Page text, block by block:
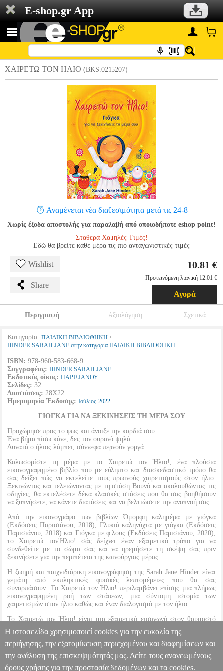
E-shop.gr App
ΧΑΙΡΕΤΩ ΤΟΝ ΗΛΙΟ (BKS.0215207)
Αναμένεται νέα διαθεσιμότητα μετά τις 24-8
Χωρίς έξοδα αποστολής για παραλαβή από οποιοδήποτε eshop point!
Σταθερά Χαμηλές Τιμές!
Εδώ θα βρείτε κάθε μέρα τις πιο ανταγωνιστικές τιμές
Wishlist
Share
10.81 €
Προτεινόμενη λιανική 12.01 €
Αγορά
Περιγραφή Αξιολόγηση Σχετικά
Κατηγορία: ΠΑΙΔΙΚΗ ΒΙΒΛΙΟΘΗΚΗ •
HINDER SARAH JANE στην κατηγορία ΠΑΙΔΙΚΗ ΒΙΒΛΙΟΘΗΚΗ
ISBN: 978-960-583-668-9
Συγγραφέας: HINDER SARAH JANE
Εκδοτικός οίκος: ΠΑΡΙΣΙΑΝΟΥ
Σελίδες: 32
Διαστάσεις: 28Χ22
Ημερομηνία Έκδοσης: Ιούλιος 2022
ΓΙΟΓΚΑ ΓΙΑ ΝΑ ΞΕΚΙΝΗΣΕΙΣ ΤΗ ΜΕΡΑ ΣΟΥ
Προχώρησε προς το φως και άνοιξε την καρδιά σου.
Ένα βήμα πίσω κάνε, δες τον ουρανό ψηλά.
Δυνατά ο ήλιος λάμπει, σύννεφα περνούν γοργά.
Καλωσορίστε τη μέρα με το Χαιρετώ τον Ήλιο!, ένα πλούσια
εικονογραφημένο βιβλίο που με εύληπτο και διασκεδαστικό τρόπο θα
σας δείξει πώς να εκτελείτε τους πρωινούς χαιρετισμούς στον ήλιο.
Ξεκινώντας και τελειώνοντας με τη στάση Βουνό και ακολουθώντας τις
οδηγίες, θα εκτελέσετε δέκα κλασικές στάσεις που θα σας βοηθήσουν
να ξυπνήσετε, να κάνετε διατάσεις και να βελτιώσετε την αναπνοή σας.
Από την εικονογράφο των βιβλίων Όμορφη καλημέρα με γιόγκα
(Εκδόσεις Παρισιάνου, 2018), Γλυκιά καληνύχτα με γιόγκα (Εκδόσεις
Παρισιάνου, 2018) και Γιόγκα με φίλους (Εκδόσεις Παρισιάνου, 2020),
το Χαιρετώ τον'Ηλιο! σάς δείχνει έναν εξαιρετικό τρόπο για να
συνδεθείτε με το σώμα σας και να ηρεμήσετε τη σκέψη σας πριν
ξεκινήσετε για την περιπέτεια της καινούργιας μέρας.
Η ζωηρή και παιχνιδιάρικη εικονογράφηση της Sarah Jane Hinder είναι
γεμάτη από εκπληκτικές φυσικές λεπτομέρειες που θα σας
συναρπάσουν. Το Χαιρετώ τον Ήλιο! περιλαμβάνει επίσης μια πλήρως
εικονογραφημένη ροή των στάσεων, μια σύντομη ιστορία των
χαιρετισμών στον ήλιο καθώς και έναν διαλογισμό με τον ήλιο.
Το Χαιρετώ τον Ήλιο! είναι μια εξαιρετική εισαγωγή στον θαυμαστό
κόσμο της γιόγκα και θα σας βοηθήσει να ετοιμαστείτε για μια όμορφη
και χαρούμενη μέρα.
ΧΑΙΡΕΤΩ ΤΟΝ ΗΛΙΟ BKS.0215207 BKS.0215207 HINDER
SARAH JANE HINDER SARAH JANE ΠΑΙΔΙΚΗ
Η ιστοσελίδα χρησιμοποιεί cookies για την ευκολία της
περιήγησης, την εξατομίκευση περιεχομένου και διαφημίσεων και
την ανάλυση της επισκεψιμότητάς μας. Δείτε τους ανανεωμένους
όρους χρήσης για την προστασία δεδομένων και τα cookies.